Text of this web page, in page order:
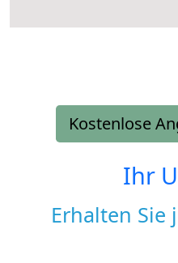
Kostenlose
Ihr
Erhalten Sie